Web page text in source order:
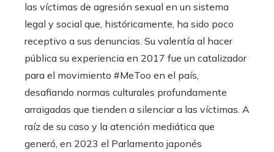
las víctimas de agresión sexual en un sistema
legal y social que, históricamente, ha sido poco
receptivo a sus denuncias. Su valentía al hacer
pública su experiencia en 2017 fue un catalizador
para el movimiento #MeToo en el país,
desafiando normas culturales profundamente
arraigadas que tienden a silenciar a las víctimas. A
raíz de su caso y la atención mediática que
generó, en 2023 el Parlamento japonés